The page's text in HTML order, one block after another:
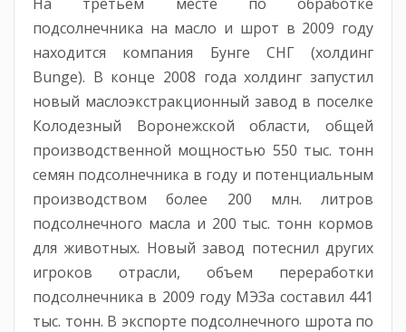
подсолнечника на масло и шрот в 2009 году
находится компания Бунге СНГ (холдинг
Bunge). В конце 2008 года холдинг запустил
новый маслоэкстракционный завод в поселке
Колодезный Воронежской области, общей
производственной мощностью 550 тыс. тонн
семян подсолнечника в году и потенциальным
производством более 200 млн. литров
подсолнечного масла и 200 тыс. тонн кормов
для животных. Новый завод потеснил других
игроков отрасли, объем переработки
подсолнечника в 2009 году МЭЗа составил 441
тыс. тонн. В экспорте подсолнечного шрота по